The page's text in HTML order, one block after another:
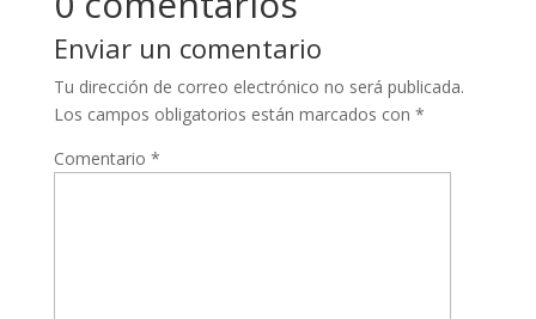
Enviar un comentario
Tu dirección de correo electrónico no será publicada.
Los campos obligatorios están marcados con *
Comentario *